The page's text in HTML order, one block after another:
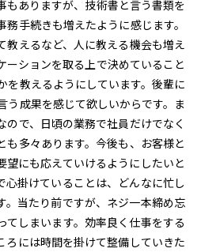
もありますが、技術書と言う書類を
手続きも増えたように感じます。
教えるなど、人に教える機会も増え
ーションを取る上で決めていること
を教えるようにしています。後輩に
う成果を感じて欲しいからです。ま
ので、日頃の業務で社員だけでなく
も多々あります。今後も、お客様と
望にも応えていけるようにしたいと
心掛けていることは、どんなに忙し
。当たり前ですが、ネジ一本締め忘
てしまいます。効率良く仕事をする
ろには時間を掛けて整備していきた